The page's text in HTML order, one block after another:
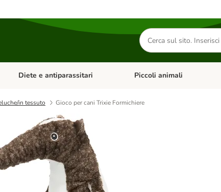
Cerca
prodotti
Cani
Apri Menu Categoria: Gatti
Diete e antiparassitari Apri Menu Categoria: Diete e
Piccoli animali
in tessuto Gioco per cani Trixie Formichiere